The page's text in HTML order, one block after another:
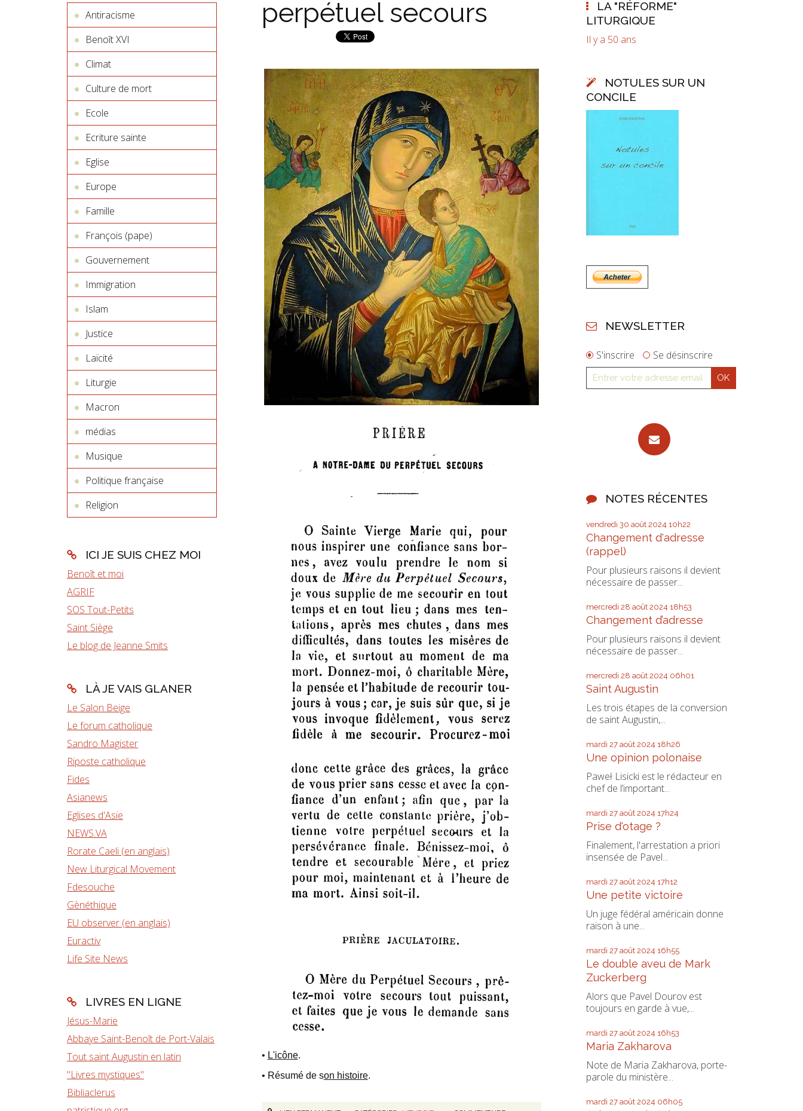
Antiracisme
Benoît XVI
Climat
Culture de mort
Ecole
Ecriture sainte
Eglise
Europe
Famille
François (pape)
Gouvernement
Immigration
Islam
Justice
Laïcité
Liturgie
Macron
médias
Musique
Politique française
Religion
ICI JE SUIS CHEZ MOI
Benoît et moi
AGRIF
SOS Tout-Petits
Saint Siège
Le blog de Jeanne Smits
LÀ JE VAIS GLANER
Le Salon Beige
Le forum catholique
Sandro Magister
Riposte catholique
Fides
Asianews
Eglises d'Asie
NEWS.VA
Rorate Caeli (en anglais)
New Liturgical Movement
Fdesouche
Gènéthique
EU observer (en anglais)
Euractiv
Life Site News
LIVRES EN LIGNE
Jésus-Marie
Abbaye Saint-Benoît de Port-Valais
Tout saint Augustin en latin
"Livres mystiques"
Bibliaclerus
perpétuel secours
• L'icône.
• Résumé de son histoire.
LA "RÉFORME"
LITURGIQUE
Il y a 50 ans
NOTULES SUR UN
CONCILE
NEWSLETTER
S'inscrire Se désinscrire
NOTES RÉCENTES
vendredi 30 août 2024 10h22
Changement d'adresse
(rappel)
Pour plusieurs raisons il devient
nécessaire de passer...
mercredi 28 août 2024 18h53
Changement d’adresse
Pour plusieurs raisons il devient
nécessaire de passer...
mercredi 28 août 2024 06h01
Saint Augustin
Les trois étapes de la conversion
de saint Augustin,...
mardi 27 août 2024 18h26
Une opinion polonaise
Paweł Lisicki est le rédacteur en
chef de l’important...
mardi 27 août 2024 17h24
Prise d'otage ?
Finalement, l'arrestation a priori
insensée de Pavel...
mardi 27 août 2024 17h12
Une petite victoire
Un juge fédéral américain donne
raison à une...
mardi 27 août 2024 16h55
Le double aveu de Mark
Zuckerberg
Alors que Pavel Dourov est
toujours en garde à vue,...
mardi 27 août 2024 16h53
Maria Zakharova
Note de Maria Zakharova, porte-
parole du ministère...
mardi 27 août 2024 06h05